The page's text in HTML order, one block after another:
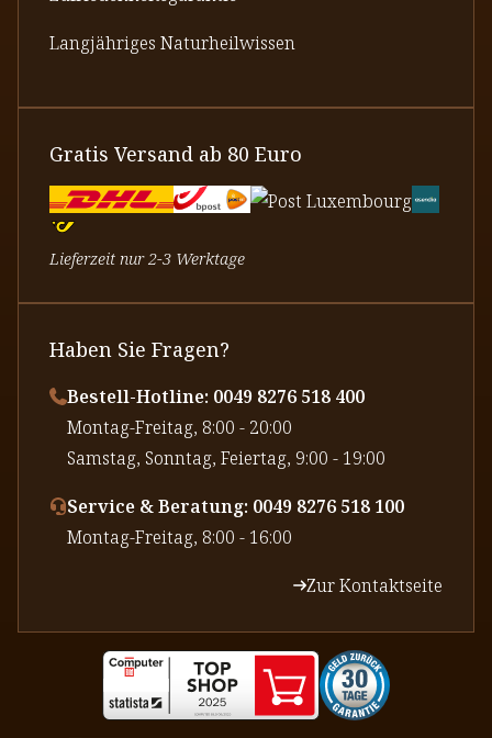
Langjähriges Naturheilwissen
Gratis Versand ab 80 Euro
Lieferzeit nur 2-3 Werktage
Haben Sie Fragen?
Bestell-Hotline: 0049 8276 518 400
⁠Montag-Freitag, 8:00 - 20:00
⁠Samstag, Sonntag, Feiertag, 9:00 - 19:00
Service & Beratung: 0049 8276 518 100
⁠Montag-Freitag, 8:00 - 16:00
Zur Kontaktseite